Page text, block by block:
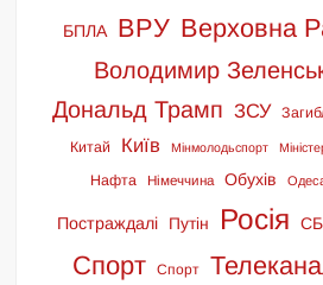
БПЛА ВРУ Верховна
Володимир
Дональд Трамп ЗСУ
Китай Київ Мінмолодьспорт
Нафта Німеччина Обухів
Постраждалі Путін Росія
Спорт Спорт